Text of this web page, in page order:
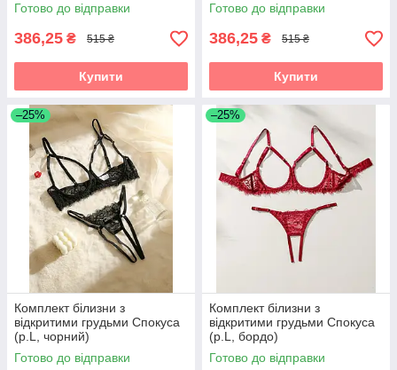
Готово до відправки
386,25 ₴ 515 ₴
Купити
Готово до відправки
386,25 ₴ 515 ₴
Купити
–25%
Комплект білизни з
відкритими грудьми Спокуса
(р.L, чорний)
Готово до відправки
–25%
Комплект білизни з
відкритими грудьми Спокуса
(р.L, бордо)
Готово до відправки